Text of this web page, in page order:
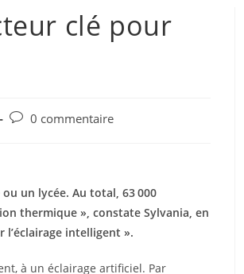
clé pour
0 commentaire
un lycée. Au total, 63 000
thermique », constate Sylvania, en
intelligent ».
à un éclairage artificiel. Par